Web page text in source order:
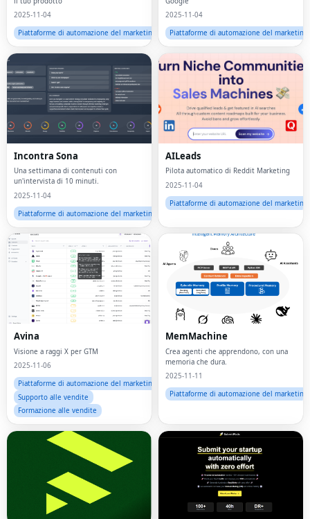
2025-11-04
Piattaforme di automazione del marketing
2025-11-04
Piattaforme di automazione del marketing
Incontra Sona
Una settimana di contenuti con
un'intervista di 10 minuti.
2025-11-04
Piattaforme di automazione del marketing
AILeads
Pilota automatico di Reddit Marketing
2025-11-04
Piattaforme di automazione del marketing
Avina
Visione a raggi X per GTM
2025-11-06
Piattaforme di automazione del marketing
Supporto alle vendite
Formazione alle vendite
MemMachine
Crea agenti che apprendono, con una
memoria che dura.
2025-11-11
Piattaforme di automazione del marketing